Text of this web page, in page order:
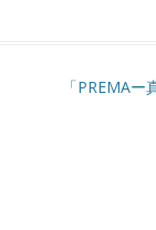
「PREMAー